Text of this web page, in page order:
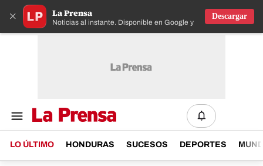
× La Prensa
Noticias al instante. Disponible en Google y IOS
Descargar
LO ÚLTIMO HONDURAS SUCESOS DEPORTES